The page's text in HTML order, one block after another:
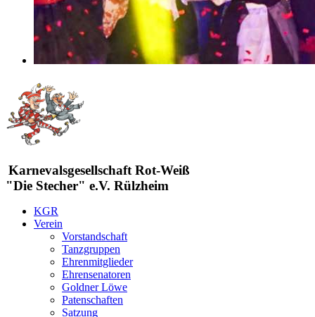
Karnevalsgesellschaft Rot-Weiß
"Die Stecher" e.V. Rülzheim
KGR
Verein
Vorstandschaft
Tanzgruppen
Ehrenmitglieder
Ehrensenatoren
Goldner Löwe
Patenschaften
Satzung